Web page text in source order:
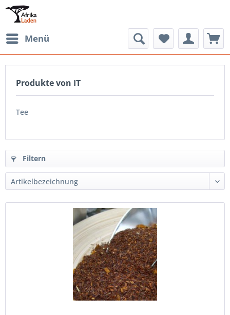
Menü
Produkte von IT
Tee
Filtern